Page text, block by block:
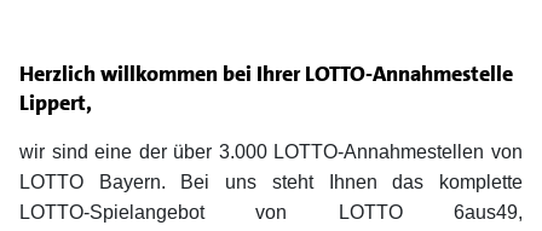
Herzlich willkommen bei Ihrer LOTTO-Annahmestelle
Lippert,
wir sind eine der über 3.000 LOTTO-Annahmestellen von
LOTTO Bayern. Bei uns steht Ihnen das komplette
LOTTO-Spielangebot von LOTTO 6aus49,